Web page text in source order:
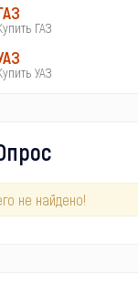
ГАЗ
УАЗ
не найдено!